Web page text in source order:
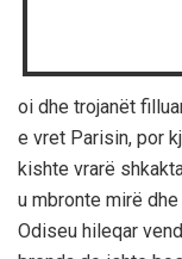
oi dhe trojanët
e vret Parisin, por
kishte vrarë
u mbronte mirë
Odiseu hileqar